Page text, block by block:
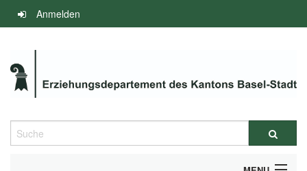
Navigation
überspringen
Anmelden
Suche